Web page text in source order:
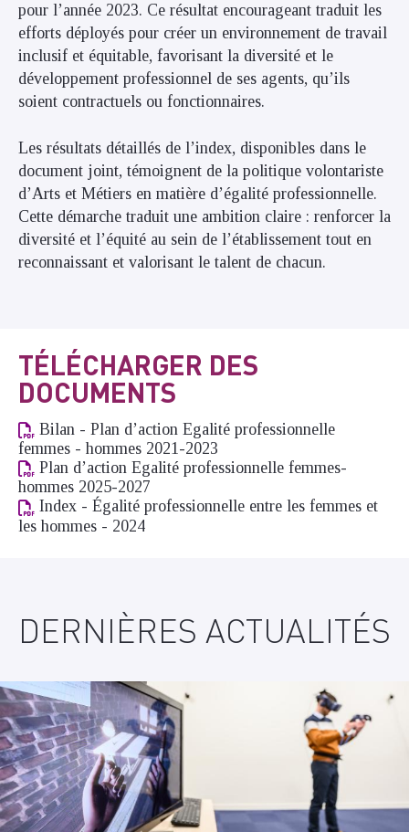
pour l’année 2023. Ce résultat encourageant traduit les
efforts déployés pour créer un environnement de travail
inclusif et équitable, favorisant la diversité et le
développement professionnel de ses agents, qu’ils
soient contractuels ou fonctionnaires.
Les résultats détaillés de l’index, disponibles dans le
document joint, témoignent de la politique volontariste
d’Arts et Métiers en matière d’égalité professionnelle.
Cette démarche traduit une ambition claire : renforcer la
diversité et l’équité au sein de l’établissement tout en
reconnaissant et valorisant le talent de chacun.
TÉLÉCHARGER DES
DOCUMENTS
Bilan - Plan d’action Egalité professionnelle
femmes - hommes 2021-2023
Plan d’action Egalité professionnelle femmes-
hommes 2025-2027
Index - Égalité professionnelle entre les femmes et
les hommes - 2024
DERNIÈRES ACTUALITÉS